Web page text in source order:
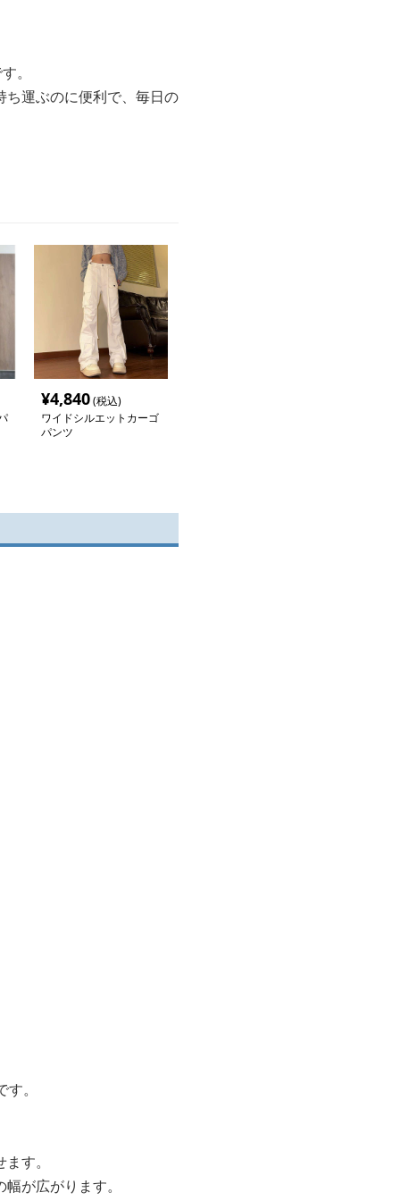
。
運ぶのに便利で、毎日の
¥4,840(税込)
ワイドシルエットカーゴ
パンツ
。
す。
が広がります。